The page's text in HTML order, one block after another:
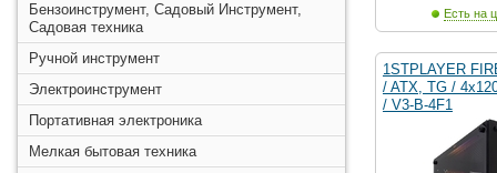
Бензоинструмент, Садовый Инструмент,
Садовая техника
Ручной инструмент
Электроинструмент
Портативная электроника
Мелкая бытовая техника
Есть на
1STPLAYER
/ ATX, TG /
/ V3-B-4F1